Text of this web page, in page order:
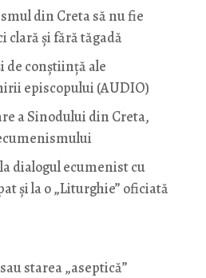
din Creta să nu fie
clară și fără tăgadă
de conștiință ale
episcopului (AUDIO)
a Sinodului din Creta,
dialogul ecumenist cu
și la o „Liturghie” oficiată
starea „aseptică”